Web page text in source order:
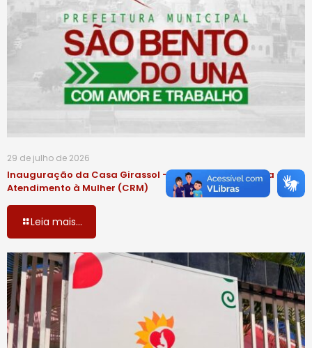
29 de julho de 2026
Inauguração da Casa Girassol – Centro de Referência de
Atendimento à Mulher (CRM)
Leia mais...